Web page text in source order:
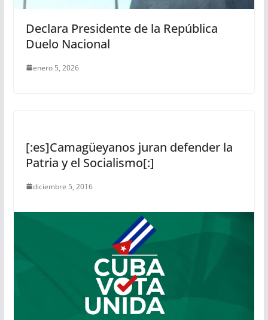
Declara Presidente de la República
Duelo Nacional
enero 5, 2026
[:es]Camagüeyanos juran defender la
Patria y el Socialismo[:]
diciembre 5, 2016